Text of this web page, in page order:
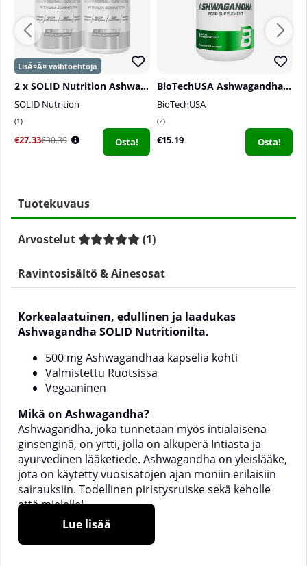
2 x SOLID Nutrition Ashwagandha, 60 caps
SOLID Nutrition
1
€27.33€30.39 Osta!
BioTechUSA Ashwagandha, 60 caps
BioTechUSA
2
€15.19 Osta!
Tuotekuvaus
Arvostelut (1)
Ravintosisältö & Ainesosat
Korkealaatuinen, edullinen ja laadukas
Ashwagandha SOLID Nutritionilta.
500 mg Ashwagandhaa kapselia kohti
Valmistettu Ruotsissa
Vegaaninen
Mikä on Ashwagandha?
Ashwagandha, joka tunnetaan myös intialaisena
ginsenginä, on yrtti, jolla on alkuperä Intiasta ja
ayurvedinen lääketiede. Ashwagandha on yleislääke,
jota on käytetty vuosisatojen ajan moniin erilaisiin
sairauksiin. Todellinen piristysruiske sekä keholle
että mielelle!
Milloin ottaa SOLID Nutrition Ashwagandha?
Lue lisää